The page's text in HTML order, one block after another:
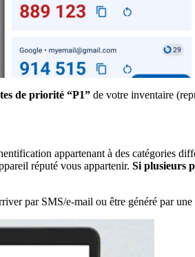
de priorité “P1” de votre inventaire
appartenant à des catégories
réputé vous appartenir. Si plusieurs
par SMS/e-mail ou être généré par